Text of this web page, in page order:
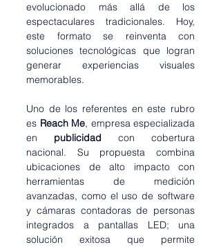
evolucionado más allá de los
espectaculares tradicionales. Hoy,
este formato se reinventa con
soluciones tecnológicas que logran
generar experiencias visuales
memorables.
Uno de los referentes en este rubro
es Reach Me, empresa especializada
en publicidad con cobertura
nacional. Su propuesta combina
ubicaciones de alto impacto con
herramientas de medición
avanzadas, como el uso de software
y cámaras contadoras de personas
integrados a pantallas LED; una
solución exitosa que permite